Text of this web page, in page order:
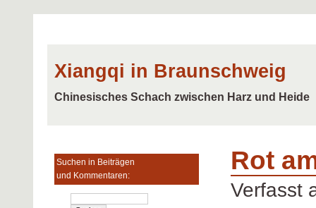
Xiangqi in Braunschweig
Chinesisches Schach zwischen Harz und Heide
Suchen in Beiträgen
und Kommentaren:
Rot
Verfasst